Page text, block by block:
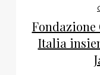
Fondazione
Italia